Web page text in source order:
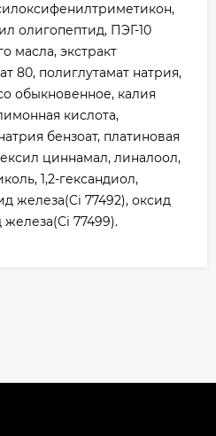
олигопептид, ПЭГ-10
масла, экстракт
80, полиглутамат натрия,
обыкновенное, калия
кислота,
бензоат, платиновая
циннамал, линалоол,
1,2-гександиол,
железа(Ci 77492), оксид
железа(Ci 77499).